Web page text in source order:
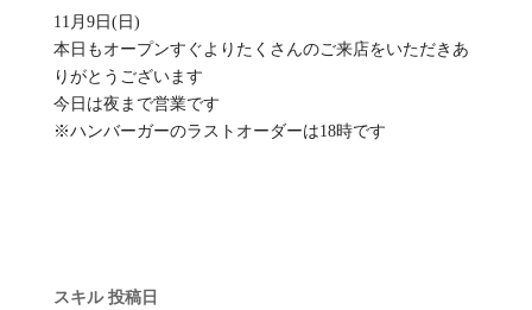
11月9日(日)
本日もオープンすぐよりたくさんのご来店をいただきあ
りがとうございます
今日は夜まで営業です
※ハンバーガーのラストオーダーは18時です
スキル 投稿日